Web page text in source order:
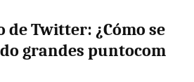
de Twitter: ¿Cómo se
grandes puntocom